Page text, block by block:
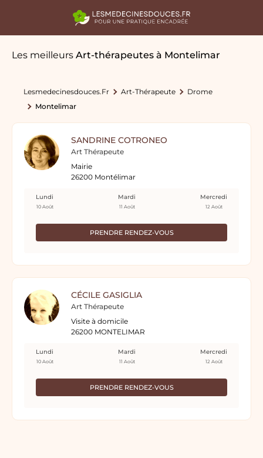
Les meilleurs Art-thérapeutes à Montelimar
Lesmedecinesdouces.fr Art-Thérapeute
Drome
Montelimar
SANDRINE COTRONEO
Art Thérapeute
Mairie
26200 Montélimar
PRENDRE RENDEZ-VOUS
Lundi
10 Août
Mardi
11 Août
Mercredi
12 Août
CÉCILE GASIGLIA
Art Thérapeute
Visite à domicile
26200 MONTELIMAR
PRENDRE RENDEZ-VOUS
Lundi
10 Août
Mardi
11 Août
Mercredi
12 Août